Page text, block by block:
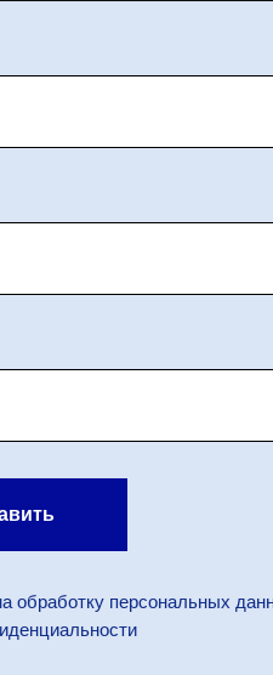
обработку персональных